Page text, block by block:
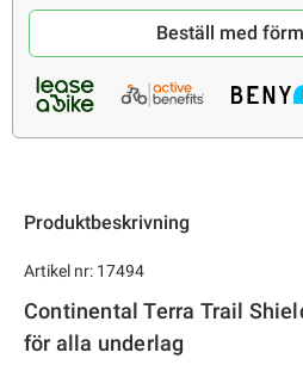
Beställ med
Produktbeskrivning
Artikel nr: 17494
Continental Terra Trail
för alla underlag